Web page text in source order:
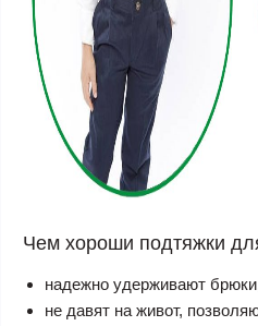
Чем хороши подтяжки
надежно удерживают
не давят на живот,